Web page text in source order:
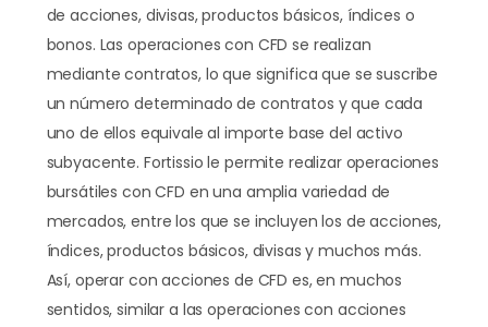
de acciones, divisas, productos básicos, índices o
bonos. Las operaciones con CFD se realizan
mediante contratos, lo que significa que se suscribe
un número determinado de contratos y que cada
uno de ellos equivale al importe base del activo
subyacente. Fortissio le permite realizar operaciones
bursátiles con CFD en una amplia variedad de
mercados, entre los que se incluyen los de acciones,
índices, productos básicos, divisas y muchos más.
Así, operar con acciones de CFD es, en muchos
sentidos, similar a las operaciones con acciones